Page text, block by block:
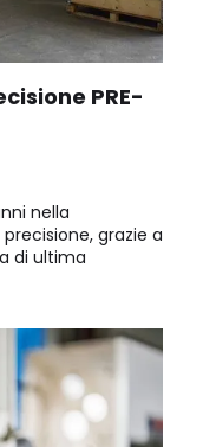
PRE-
nella
grazie a
di ultima